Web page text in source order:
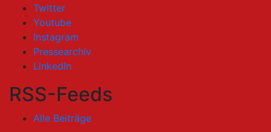
Twitter
Youtube
Instagram
Pressearchiv
LinkedIn
RSS-Feeds
Alle Beiträge